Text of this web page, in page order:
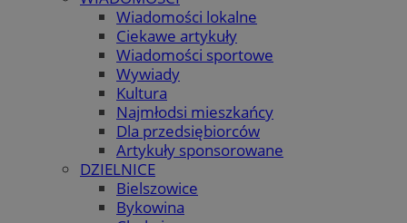
Wiadomości lokalne
Ciekawe artykuły
Wiadomości sportowe
Wywiady
Kultura
Najmłodsi mieszkańcy
Dla przedsiębiorców
Artykuły sponsorowane
DZIELNICE
Bielszowice
Bykowina